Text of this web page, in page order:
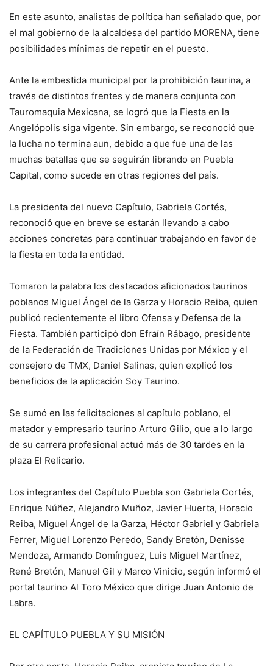
En este asunto, analistas de política han señalado que, por
el mal gobierno de la alcaldesa del partido MORENA, tiene
posibilidades mínimas de repetir en el puesto.
Ante la embestida municipal por la prohibición taurina, a
través de distintos frentes y de manera conjunta con
Tauromaquia Mexicana, se logró que la Fiesta en la
Angelópolis siga vigente. Sin embargo, se reconoció que
la lucha no termina aun, debido a que fue una de las
muchas batallas que se seguirán librando en Puebla
Capital, como sucede en otras regiones del país.
La presidenta del nuevo Capítulo, Gabriela Cortés,
reconoció que en breve se estarán llevando a cabo
acciones concretas para continuar trabajando en favor de
la fiesta en toda la entidad.
Tomaron la palabra los destacados aficionados taurinos
poblanos Miguel Ángel de la Garza y Horacio Reiba, quien
publicó recientemente el libro Ofensa y Defensa de la
Fiesta. También participó don Efraín Rábago, presidente
de la Federación de Tradiciones Unidas por México y el
consejero de TMX, Daniel Salinas, quien explicó los
beneficios de la aplicación Soy Taurino.
Se sumó en las felicitaciones al capítulo poblano, el
matador y empresario taurino Arturo Gilio, que a lo largo
de su carrera profesional actuó más de 30 tardes en la
plaza El Relicario.
Los integrantes del Capítulo Puebla son Gabriela Cortés,
Enrique Núñez, Alejandro Muñoz, Javier Huerta, Horacio
Reiba, Miguel Ángel de la Garza, Héctor Gabriel y Gabriela
Ferrer, Miguel Lorenzo Peredo, Sandy Bretón, Denisse
Mendoza, Armando Domínguez, Luis Miguel Martínez,
René Bretón, Manuel Gil y Marco Vinicio, según informó el
portal taurino Al Toro México que dirige Juan Antonio de
Labra.
EL CAPÍTULO PUEBLA Y SU MISIÓN